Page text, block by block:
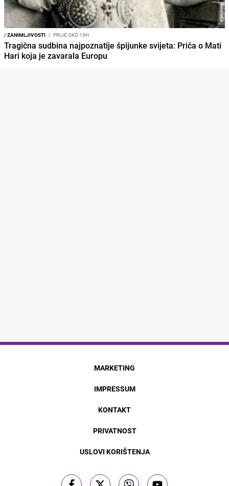
/ZANIMLJIVOSTI I PRIJE OKO 19H
Tragična sudbina najpoznatije špijunke svijeta: Priča o Mati
Hari koja je zavarala Europu
MARKETING
IMPRESSUM
KONTAKT
PRIVATNOST
USLOVI KORIŠTENJA